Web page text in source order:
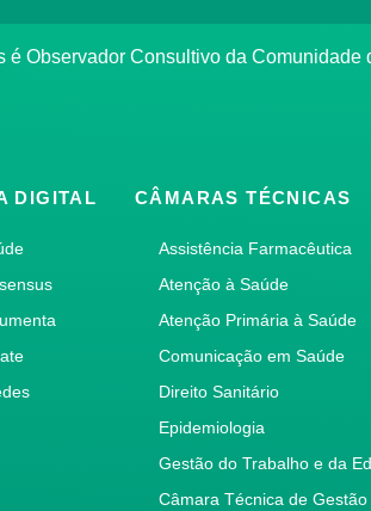
é Observador Consultivo da
DIGITAL CÂMARAS TÉCNICAS
Assistência Farmacêutica
Atenção à Saúde
Atenção Primária à Saúde
Comunicação em Saúde
Direito Sanitário
Epidemiologia
Gestão do Trabalho e da
Câmara Técnica de